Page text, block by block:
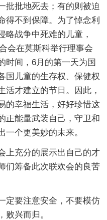
批批地死去；有的则被迫
得不到保障。为了悼念利
略战争中死难的儿童，
会在莫斯科举行理事会
时间，6月的第一天为国
国儿童的生存权、保健权
活才建立的节日。因此，
的幸福生活，好好珍惜这
正能量武装自己，守卫和
个更美妙的未来。
上充分的展示出自己的才
们筹备此次联欢会的良苦
定要注意安全，不要模仿
败兴而归。